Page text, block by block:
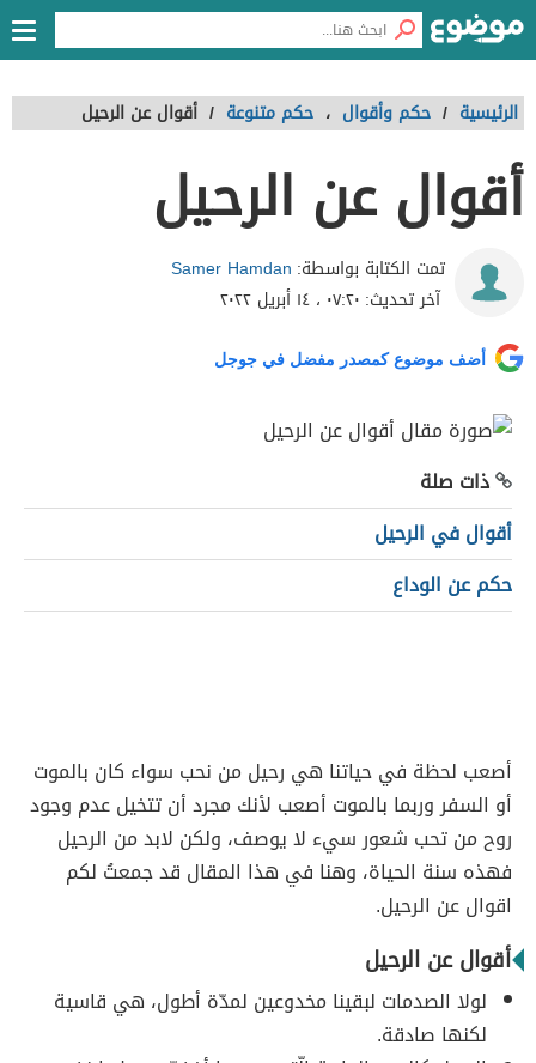
الرئيسية / حكم وأقوال ، حكم متنوعة / أقوال عن الرحيل
أقوال عن الرحيل
تمت الكتابة بواسطة: Samer Hamdan
آخر تحديث: ٠٧:٢٠ ، ١٤ أبريل ٢٠٢٢
أضف موضوع كمصدر مفضل في جوجل
ذات صلة
أقوال في الرحيل
حكم عن الوداع
أصعب لحظة في حياتنا هي رحيل من نحب سواء كان بالموت
أو السفر وربما بالموت أصعب لأنك مجرد أن تتخيل عدم وجود
روح من تحب شعور سيء لا يوصف، ولكن لابد من الرحيل
فهذه سنة الحياة، وهنا في هذا المقال قد جمعتُ لكم
اقوال عن الرحيل.
أقوال عن الرحيل
لولا الصدمات لبقينا مخدوعين لمدّة أطول، هي قاسية
لكنها صادقة.